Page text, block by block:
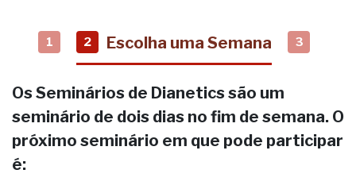
1 2 Escolha uma Semana 3
Os Seminários de Dianetics são um
seminário de dois dias no fim de semana. O
próximo seminário em que pode participar
é: